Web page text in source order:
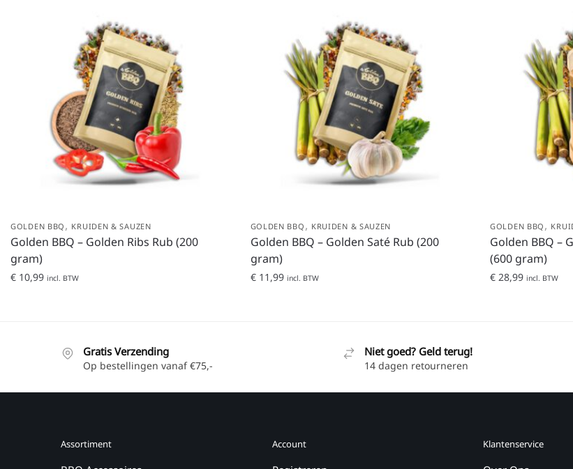
GOLDEN BBQ , KRUIDEN & SAUZEN
Golden BBQ – Golden Ribs Rub (200
gram)
€ 10,99 incl. BTW
GOLDEN BBQ , KRUIDEN & SAUZEN
Golden BBQ – Golden Saté Rub (200
gram)
€11,99 incl. BTW
GOLDEN BBQ ,
Golden BBQ –
(600 gram)
€ 28,99 incl. BTW
Gratis Verzending
Op bestellingen vanaf €75,-
Niet goed? Geld terug!
14 dagen retourneren
Assortiment Account Klantenservice